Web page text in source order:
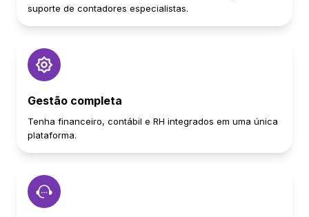
suporte de contadores especialistas.
Gestão completa
Tenha financeiro, contábil e RH integrados em uma única
plataforma.